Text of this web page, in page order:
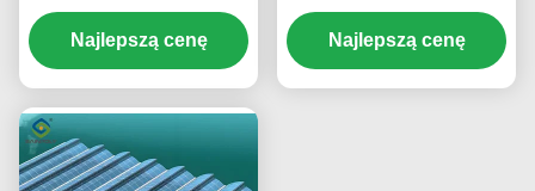
komercyjna z jedną
warstwą PE Ramka 4m
wysokości
Najlepszą cenę
PEP pokrycie filmem
plastikowym
Najlepszą cenę